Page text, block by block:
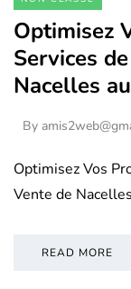
Optimisez
Services
Nacelles
By
Optimisez Vos
Vente de
READ MORE